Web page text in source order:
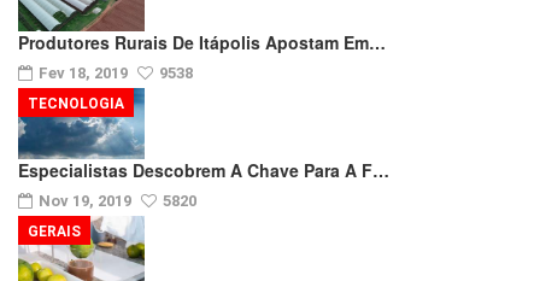
Produtores Rurais De Itápolis Apostam Em…
Fev 18, 2019 9538
Especialistas Descobrem A Chave Para A F…
Nov 19, 2019 5820
TECNOLOGIA
GERAIS